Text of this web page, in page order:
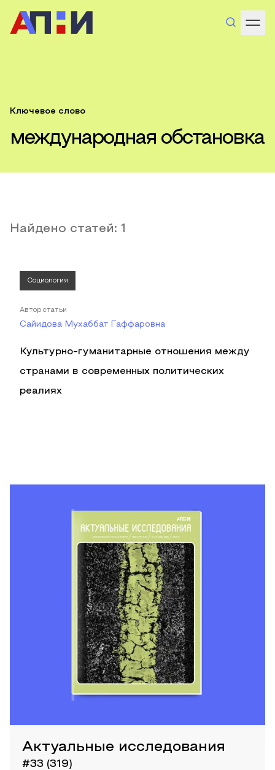
Ключевое слово
международная обстановка
Найдено статей: 1
Социология
Автор статьи
Сайидова Мухаббат Гаффаровна
Культурно-гуманитарные отношения между
странами в современных политических
реалиях
Актуальные исследования
#33 (319)